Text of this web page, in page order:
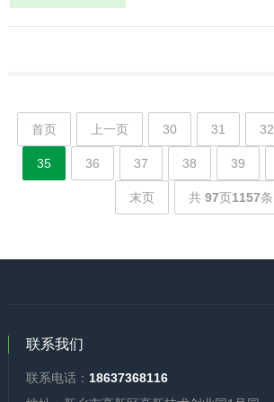
首页 上一页 30 31 32
35 36 37 38 39
末页 共 97页1157条
联系我们
联系电话： 18637368116